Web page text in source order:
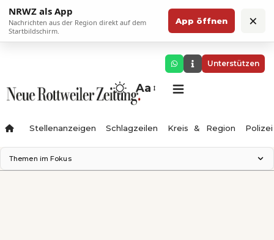
NRWZ als App
Nachrichten aus der Region direkt auf dem
Startbildschirm.
App öffnen ×
Unterstützen
Aa
Stellenanzeigen Schlagzeilen Kreis & Region Polizei
Themen im Fokus